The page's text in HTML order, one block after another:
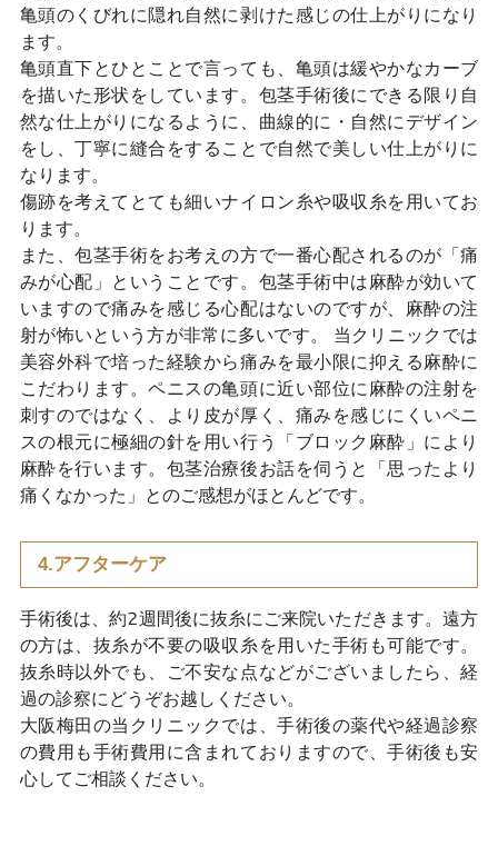
亀頭のくびれに隠れ自然に剥けた感じの仕上がりになり
ます。
亀頭直下とひとことで言っても、亀頭は緩やかなカーブ
を描いた形状をしています。包茎手術後にできる限り自
然な仕上がりになるように、曲線的に・自然にデザイン
をし、丁寧に縫合をすることで自然で美しい仕上がりに
なります。
傷跡を考えてとても細いナイロン糸や吸収糸を用いてお
ります。
また、包茎手術をお考えの方で一番心配されるのが「痛
みが心配」ということです。包茎手術中は麻酔が効いて
いますので痛みを感じる心配はないのですが、麻酔の注
射が怖いという方が非常に多いです。 当クリニックでは
美容外科で培った経験から痛みを最小限に抑える麻酔に
こだわります。ペニスの亀頭に近い部位に麻酔の注射を
刺すのではなく、より皮が厚く、痛みを感じにくいペニ
スの根元に極細の針を用い行う「ブロック麻酔」により
麻酔を行います。包茎治療後お話を伺うと「思ったより
痛くなかった」とのご感想がほとんどです。
4.アフターケア
手術後は、約2週間後に抜糸にご来院いただきます。遠方
の方は、抜糸が不要の吸収糸を用いた手術も可能です。
抜糸時以外でも、ご不安な点などがございましたら、経
過の診察にどうぞお越しください。
大阪梅田の当クリニックでは、手術後の薬代や経過診察
の費用も手術費用に含まれておりますので、手術後も安
心してご相談ください。